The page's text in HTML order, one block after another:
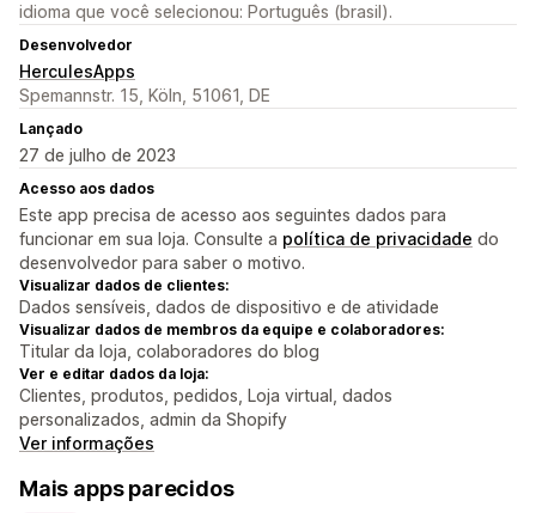
idioma que você selecionou: Português (brasil).
Desenvolvedor
HerculesApps
Spemannstr. 15, Köln, 51061, DE
Lançado
27 de julho de 2023
Acesso aos dados
Este app precisa de acesso aos seguintes dados para
funcionar em sua loja. Consulte a política de privacidade do
desenvolvedor para saber o motivo.
Visualizar dados de clientes:
Dados sensíveis, dados de dispositivo e de atividade
Visualizar dados de membros da equipe e colaboradores:
Titular da loja, colaboradores do blog
Ver e editar dados da loja:
Clientes, produtos, pedidos, Loja virtual, dados
personalizados, admin da Shopify
Ver informações
Mais apps parecidos